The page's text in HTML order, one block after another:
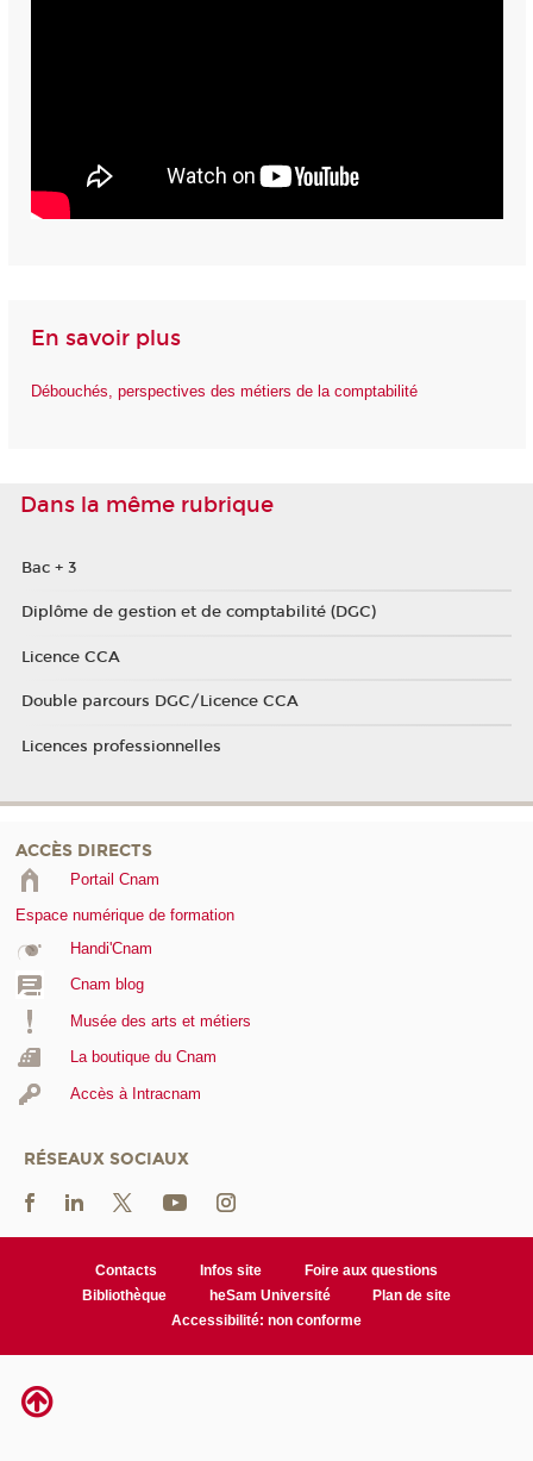
En savoir plus
Débouchés, perspectives des métiers de la comptabilité
Dans la même rubrique
Bac + 3
Diplôme de gestion et de comptabilité (DGC)
Licence CCA
Double parcours DGC/Licence CCA
Licences professionnelles
ACCÈS DIRECTS
Portail Cnam
Espace numérique de formation
Handi'Cnam
Cnam blog
Musée des arts et métiers
La boutique du Cnam
Accès à Intracnam
RÉSEAUX SOCIAUX
Contacts Infos site
Foire aux questions
Bibliothèque
heSam Université
Plan de site
Accessibilité: non conforme